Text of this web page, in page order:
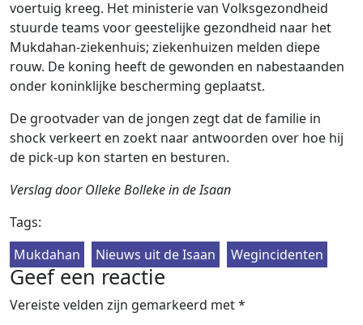
voertuig kreeg. Het ministerie van Volksgezondheid
stuurde teams voor geestelijke gezondheid naar het
Mukdahan-ziekenhuis; ziekenhuizen melden diepe
rouw. De koning heeft de gewonden en nabestaanden
onder koninklijke bescherming geplaatst.
De grootvader van de jongen zegt dat de familie in
shock verkeert en zoekt naar antwoorden over hoe hij
de pick-up kon starten en besturen.
Verslag door Olleke Bolleke in de Isaan
Tags:
Mukdahan
Nieuws uit de Isaan Wegincidenten
Geef een reactie
Vereiste velden zijn gemarkeerd met*